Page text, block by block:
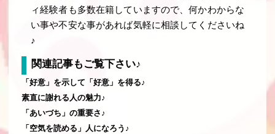
ィ経験者も多数在籍していますので、何かわからな
い事や不安な事があれば気軽に相談してくださいね
♪
関連記事もご覧下さい♪
「好意」を示して「好意」を得る♪
素直に謝れる人の魅力♪
「あいづち」の重要さ♪
「空気を読める」人になろう♪